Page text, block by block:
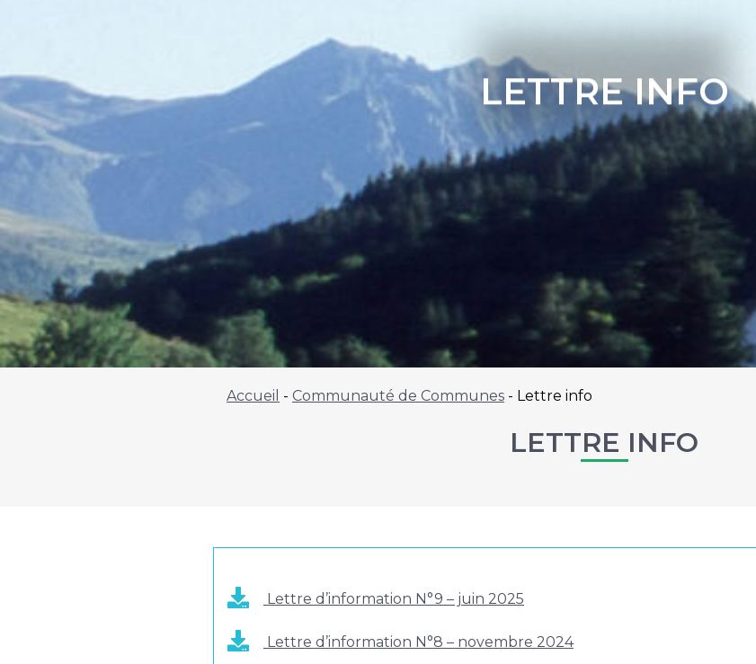
LETTRE INFO
Accueil - Communauté de Communes - Lettre info
LETTRE INFO
Lettre d’information N°9 – juin 2025
Lettre d’information N°8 – novembre 2024